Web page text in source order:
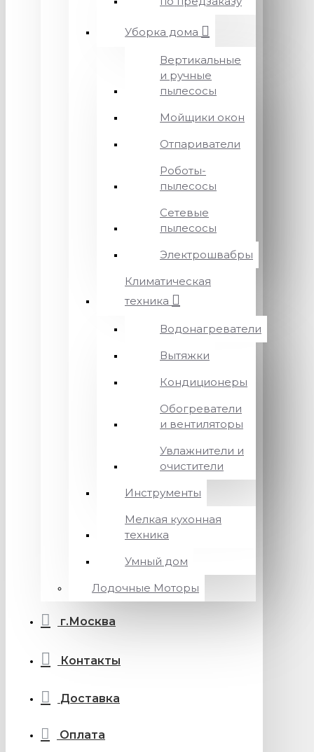
Уборка дома
Вертикальные
и ручные
пылесосы
Мойщики окон
Отпариватели
Роботы-
пылесосы
Сетевые
пылесосы
Электрошвабры
Климатическая
техника
Водонагреватели
Вытяжки
Кондиционеры
Обогреватели
и вентиляторы
Увлажнители и
очистители
Инструменты
Мелкая кухонная
техника
Умный дом
Лодочные Моторы
г.Москва
Контакты
Доставка
Оплата